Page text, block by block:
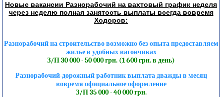
Новые вакансии Разнорабочий на вахтовый график неделя
через неделю полная занятость выплаты всегда вовремя
Ходоров:
Разнорабочий на строительство возможно без опыта предоставляем
жилье в удобных вагончиках
З/П 30 000 - 50 000 грн. (1 600 грн. в день)
Разнорабочий-дорожный работник выплата дважды в месяц
вовремя официальное оформление
З/П 35 000 - 40 000 грн.